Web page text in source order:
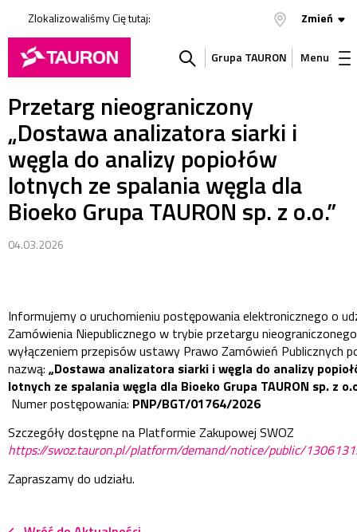
Zlokalizowaliśmy Cię tutaj: Zmień
Szukaj
w
serwisie
Grupa TAURON Menu
Przetarg nieograniczony
„Dostawa analizatora siarki i
węgla do analizy popiołów
lotnych ze spalania węgla dla
Bioeko Grupa TAURON sp. z o.o.”
04.03.2026
Informujemy o uruchomieniu postępowania elektronicznego o
Zamówienia Niepublicznego w trybie przetargu
wyłączeniem przepisów ustawy Prawo Zamówień Publicznych
nazwą: „Dostawa analizatora siarki i węgla do analizy
lotnych ze spalania węgla dla Bioeko Grupa TAURON sp. z
Numer postępowania: PNP/BGT/01764/2026
Szczegóły dostępne na Platformie Zakupowej SWOZ
https://swoz.tauron.pl/platform/demand/notice/public/
Zapraszamy do udziału.